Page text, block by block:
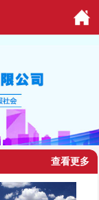
查看更多